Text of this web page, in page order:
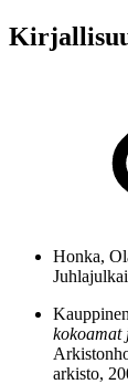
Honka,
kokoamat
arkisto,